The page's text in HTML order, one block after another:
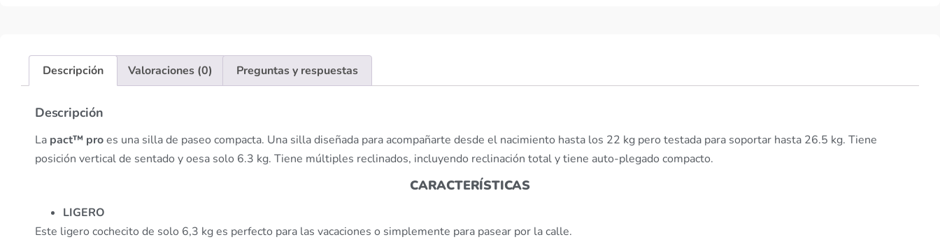
Descripción Valoraciones (0) Preguntas y respuestas
Descripción
La pact™ proes una silla de paseo compacta. Una silla diseñada para acompañarte desde el nacimiento hasta los 22 kg pero testada para soportar hasta 26.5 kg. Tiene
posición vertical de sentado y oesa solo 6.3 kg. Tiene múltiples reclinados, incluyendo reclinación total y tiene auto-plegado compacto.
CARACTERÍSTICAS
LIGERO
Este ligero cochecito de solo 6,3 kg es perfecto para las vacaciones o simplemente para pasear por la calle.